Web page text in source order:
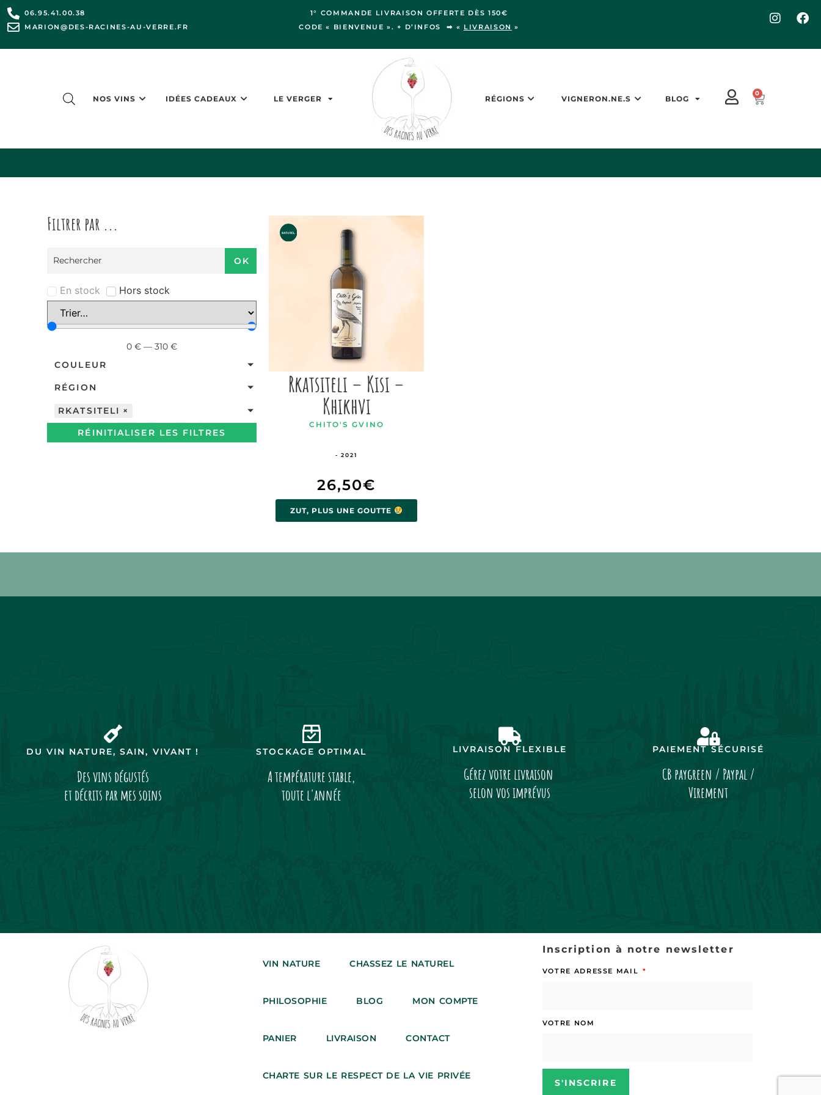
06.95.41.00.38
MARION@DES-RACINES-AU-VERRE.FR
1° COMMANDE LIVRAISON OFFERTE DÈS 150€
CODE « BIENVENUE ». + D’INFOS ➡ « LIVRAISON »
NOS VINS IDÉES CADEAUX LE VERGER RÉGIONS VIGNERON.NE.S BLOG
0
Filtrer par ...
OK
En stock Hors stock
0 € —310 €
COULEUR
RÉGION
RKATSITELI ×
RÉINITIALISER LES FILTRES
Rkatsiteli – Kisi –
Khikhvi
CHITO'S GVINO
- 2021
26,50€
ZUT, PLUS UNE GOUTTE
DU VIN NATURE, SAIN, VIVANT !
Des vins dégustés
et décrits par mes soins
STOCKAGE OPTIMAL
A température stable,
toute l'année
LIVRAISON FLEXIBLE
Gérez votre livraison
selon vos imprévus
PAIEMENT SÉCURISÉ
CB paygreen / Paypal /
Virement
VIN NATURE CHASSEZ LE NATUREL
PHILOSOPHIE BLOG MON COMPTE
PANIER LIVRAISON CONTACT
CHARTE SUR LE RESPECT DE LA VIE PRIVÉE
Inscription à notre newsletter
VOTRE ADRESSE MAIL
VOTRE NOM
S'INSCRIRE